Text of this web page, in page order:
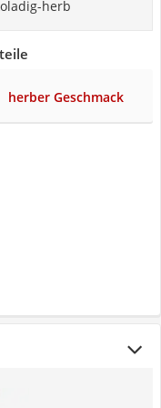
herb
herber Geschmack